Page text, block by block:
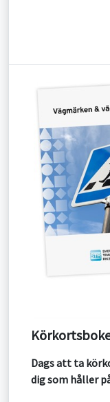
Dags att ta
dig som håller